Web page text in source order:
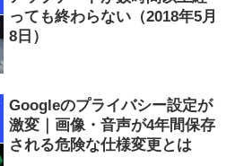
っても終わらない（2018年5月
8日）
Googleのプライバシー設定が
激変｜画像・音声が4年間保存
される危険な仕様変更とは